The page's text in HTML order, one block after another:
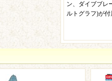
ン、ダイブブレ
ルトグラフ)が付